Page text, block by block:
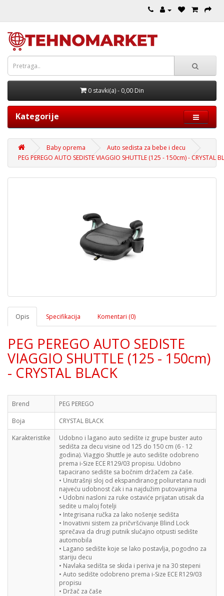
0 stavki(a) - 0,00 Din
Kategorije
Baby oprema
Auto sedista za bebe i decu
PEG PEREGO AUTO SEDISTE VIAGGIO SHUTTLE (125 - 150cm) - CRYSTAL
Opis Specifikacija Komentari (0)
PEG PEREGO AUTO SEDISTE
VIAGGIO SHUTTLE (125 - 150cm)
- CRYSTAL BLACK
Brend
PEG PEREGO
Boja
CRYSTAL BLACK
Karakteristike
Udobno i lagano auto sedište iz grupe buster auto
sedišta za decu visine od 125 do 150 cm (6 - 12
godina). Viaggio Shuttle je auto sedište odobreno
prema i-Size ECE R129/03 propisu. Udobno
tapacirano sedište sa bočnim držačem za čaše.
• Unutrašnji sloj od ekspandiranog poliuretana nudi
najveću udobnost čak i na najdužim putovanjima
• Udobni nasloni za ruke ostaviće prijatan utisak da
sedite u maloj fotelji
• Integrisana ručka za lako nošenje sedišta
• Inovativni sistem za pričvršćivanje Blind Lock
sprečava da drugi putnik slučajno otpusti sedište
automobila
• Lagano sedište koje se lako postavlja, pogodno za
stariju decu
• Navlaka sedišta se skida i periva je na 30 stepeni
• Auto sedište odobreno prema i-Size ECE R129/03
propisu
• Držač za čaše